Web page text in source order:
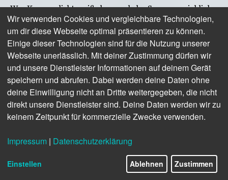
Wer Kampen liebt, weiß, dass auch der Sommer reichlich
Rückzugsorte bietet, um mal allein zu sein mit all den
natürlichen Herrlichkeiten. Der Herbst macht es einem
damit deutlich leichter. Kaum jemand versteht es wie Ralf
Meyer, die Schönheit der Kampener Herbstnatur so
einzufangen, dass das Foto unmittelbar ein Gefühl
auslöst, das tief berührt. Nichts geht über ein Original-
Wolkenspektakel-Erlebnis am Kampener Strand. Aber als
kleiner Appetizer oder Sehnsuchtsstiller dient dieses
Motiv allemal.
Wir verwenden Cookies und vergleichbare Technologien,
um dir diese Webseite optimal präsentieren zu können.
Einige dieser Technologien sind für die Nutzung unserer
Webseite unerlässlich. Mit deiner Zustimmung dürfen wir
und unsere Dienstleister Informationen auf deinem Gerät
speichern und abrufen. Dabei werden deine Daten ohne
deine Einwilligung nicht an Dritte weitergegeben, die nicht
direkt unsere Dienstleister sind. Deine Daten werden wir zu
keinem Zeitpunkt für kommerzielle Zwecke verwenden.
Impressum | Datenschutzerklärung
Einstellen Ablehnen Zustimmen